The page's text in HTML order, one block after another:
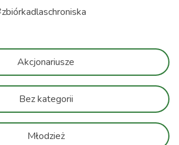
Akcjonariusze
Bez kategorii
Młodzież